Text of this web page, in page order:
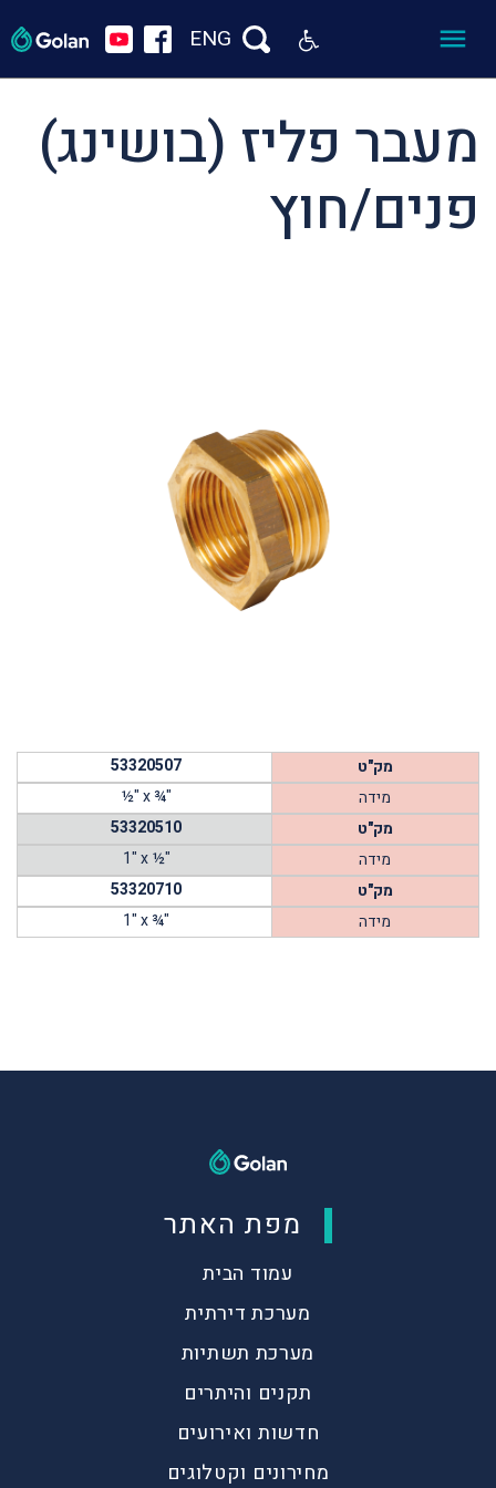
ENG
מעבר פליז (בושינג)
פנים/חוץ
מק"ט
53320507
מידה
½" x ¾"
מק"ט
53320510
מידה
1" x ½"
מק"ט
53320710
מידה
1" x ¾"
מפת האתר
עמוד הבית
מערכת דירתית
מערכת תשתיות
תקנים והיתרים
חדשות ואירועים
מחירונים וקטלוגים